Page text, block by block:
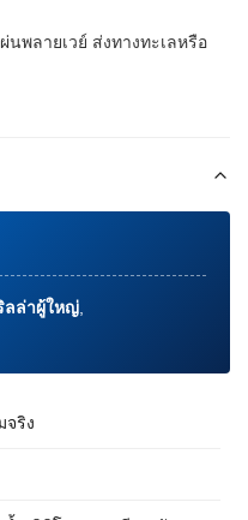
พลายเวย์ ส่งทางทะเลหรือ
ลล่าผู้ใหญ่
ริง